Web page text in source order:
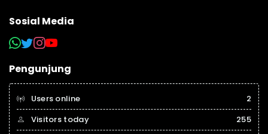
Sosial Media
Pengunjung
Users online
2
Visitors today
255